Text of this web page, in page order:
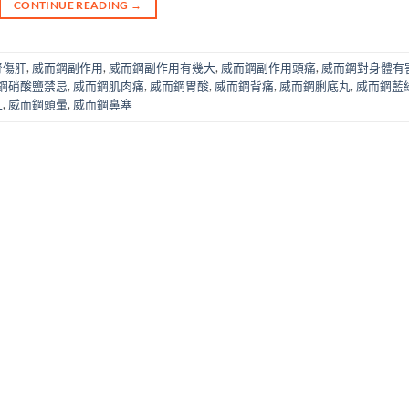
CONTINUE READING →
傷肝, 威而鋼副作用, 威而鋼副作用有幾大, 威而鋼副作用頭痛, 威而鋼對身體有
硝酸鹽禁忌, 威而鋼肌肉痛, 威而鋼胃酸, 威而鋼背痛, 威而鋼脷底丸, 威而鋼藍
, 威而鋼頭暈, 威而鋼鼻塞